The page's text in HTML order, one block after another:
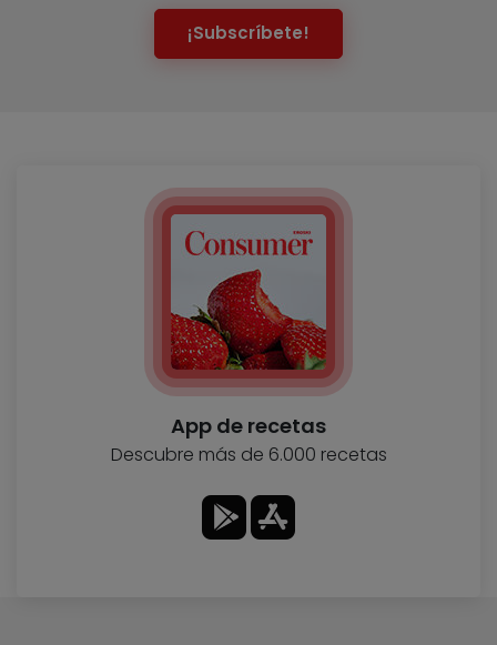
¡Subscríbete!
App de recetas
Descubre más de 6.000 recetas